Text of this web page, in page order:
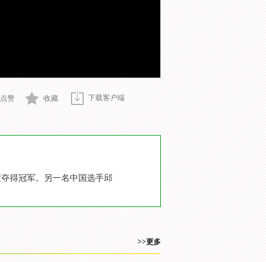
点赞 收藏 下载客户端
得冠军。另一名中国选手邱
>>更多